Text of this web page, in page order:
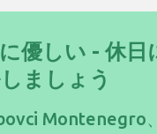
優しい - 休
ましょう
Montenegro